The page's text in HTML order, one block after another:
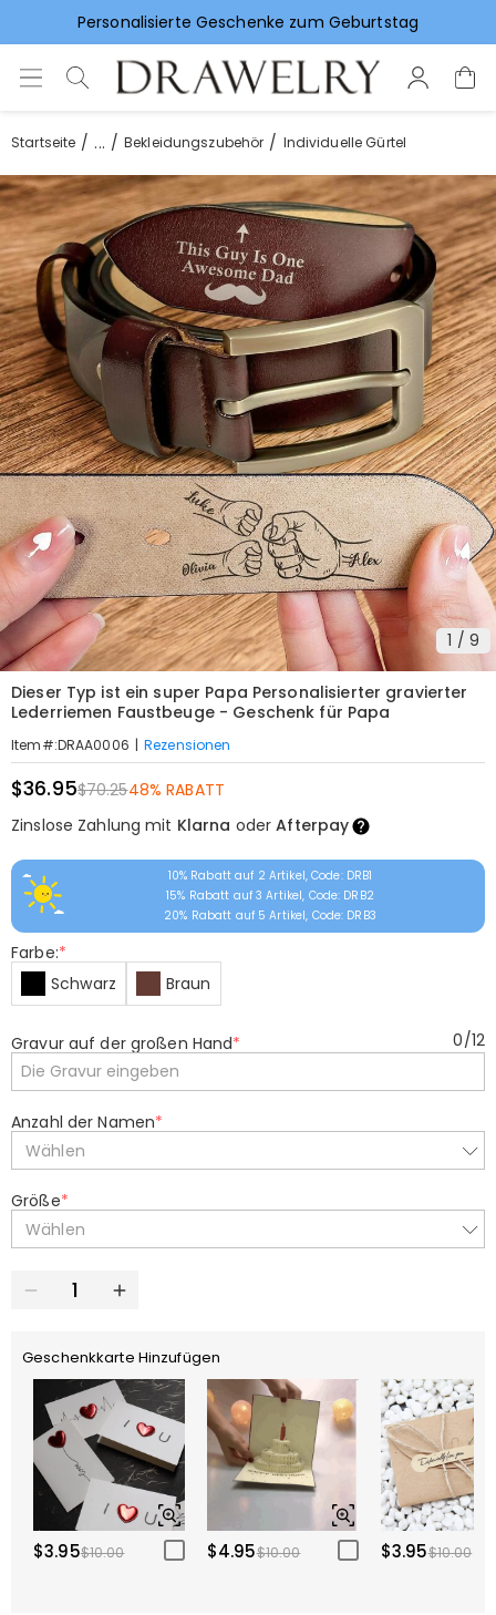
Vorlieben für Hochzeitsgeschenke
Startseite ... Bekleidungszubehör Individuelle Gürtel
1 / 9
Dieser Typ ist ein super Papa Personalisierter gravierter
Lederriemen Faustbeuge - Geschenk für Papa
Item#:DRAA0006 | Rezensionen
$36.95$70.2548% RABATT
Zinslose Zahlung mit Klarna oderAfterpay
10% Rabatt auf 2 Artikel, Code: DRB1
15% Rabatt auf 3 Artikel, Code: DRB2
20% Rabatt auf 5 Artikel, Code: DRB3
Farbe:*
Schwarz
Braun
Gravur auf der großen Hand* 0/12
Anzahl der Namen*
Wählen
Größe*
Wählen
Geschenkkarte Hinzufügen
$3.95$10.00 $4.95$10.00 $3.95$10.00